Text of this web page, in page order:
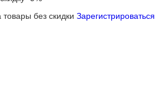
без скидки Зарегистрироваться